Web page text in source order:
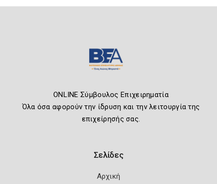
ONLINE Σύμβουλος Επιχειρηματία
Όλα όσα αφορούν την ίδρυση και την λειτουργία της
επιχείρησής σας.
Σελίδες
Αρχική